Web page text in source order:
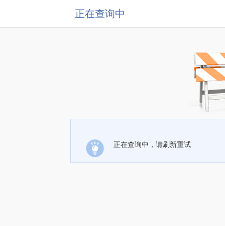
正在查询中
正在查询中，请刷新重试